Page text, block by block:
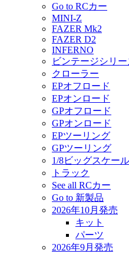
Go to RCカー
MINI-Z
FAZER Mk2
FAZER D2
INFERNO
ビンテージシリ
クローラー
EPオフロード
EPオンロード
GPオフロード
GPオンロード
EPツーリング
GPツーリング
1/8ビッグスケー
トラック
See all RCカー
Go to 新製品
2026年10月発売
キット
パーツ
2026年9月発売